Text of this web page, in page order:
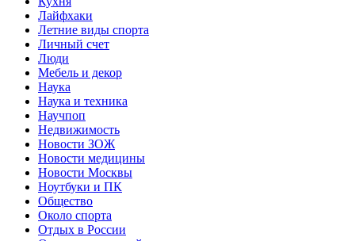
Лайфхаки
Летние виды спорта
Личный счет
Люди
Мебель и декор
Наука
Наука и техника
Научпоп
Недвижимость
Новости ЗОЖ
Новости медицины
Новости Москвы
Ноутбуки и ПК
Общество
Около спорта
Отдых в России